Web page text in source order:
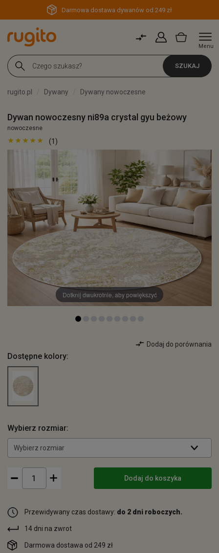
Darmowa dostawa dywanów od 249 zł
Menu
SZUKAJ
rugito.pl Dywany Dywany nowoczesne
Dywan nowoczesny ni89a crystal gyu beżowy
nowoczesne
(1)
Dotknij dwukrotnie, aby powiększyć
Dodaj do porównania
Dostępne kolory:
Wybierz rozmiar:
Wybierz rozmiar
Dodaj do koszyka
Przewidywany czas dostawy: do 2 dni roboczych.
14 dni na zwrot
Darmowa dostawa od 249 zł